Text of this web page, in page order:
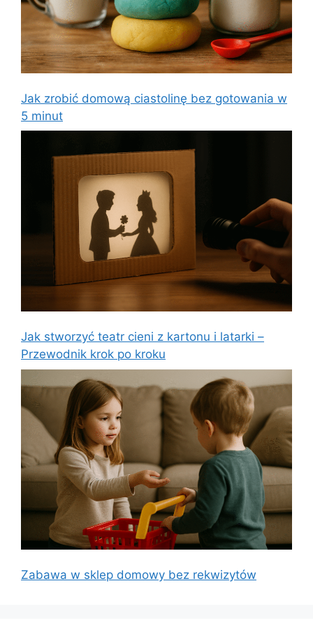
Jak zrobić domową ciastolinę bez gotowania w
5 minut
Jak stworzyć teatr cieni z kartonu i latarki –
Przewodnik krok po kroku
Zabawa w sklep domowy bez rekwizytów